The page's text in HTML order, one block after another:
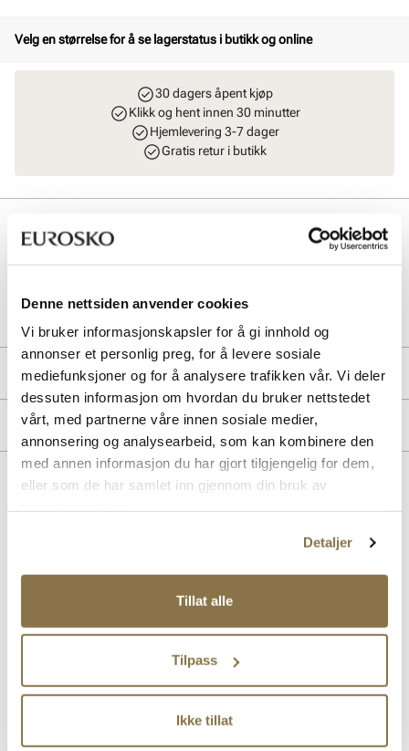
Denne nettsiden anvender cookies
Vi bruker informasjonskapsler for å gi innhold og
annonser et personlig preg, for å levere sosiale
mediefunksjoner og for å analysere trafikken vår. Vi deler
dessuten informasjon om hvordan du bruker nettstedet
vårt, med partnerne våre innen sosiale medier,
annonsering og analysearbeid, som kan kombinere den
med annen informasjon du har gjort tilgjengelig for dem,
eller som de har samlet inn gjennom din bruk av
Detaljer
Tillat alle
Tilpass
Ikke tillat
Velg en størrelse for å se lagerstatus i butikk og online
30 dagers åpent kjøp
Klikk og hent innen 30 minutter
Hjemlevering 3-7 dager
Gratis retur i butikk
Produktdetaljer
Overdel:
Skinn
Syntet
Merke
Lignende produkter
RIEKER 0126 Sigaro/Ozean
RIEKER
RIEKER 0124 Muskat/Smoke